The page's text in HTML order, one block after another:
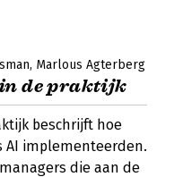
Marlous Agterberg
de praktijk
beschrijft hoe
AI implementeerden.
die aan de